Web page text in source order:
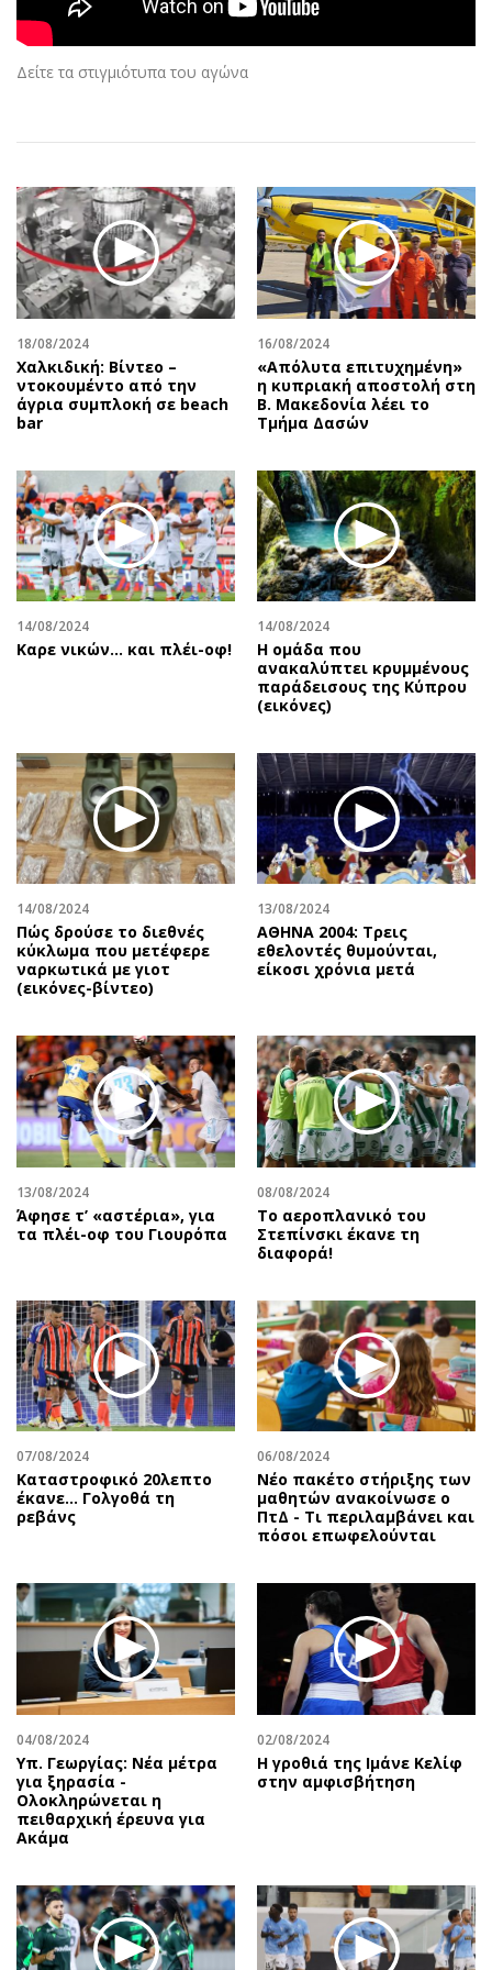
Αθλητισμός
Κύπρος
Ελλάδα
Κληρώσεις Allwyn
Οικονομία
Real Estate
Επιχειρήσεις
Αγορές
Money Review
AstroBank Properties
Trends
Ενέργεια
Ναυτιλία
Περιβάλλον
Ελλάδα
Κόσμος
Παράξενα
Πολιτισμός
Σινεμά
Εικαστικά
Βιβλίο
Χειρόγραφα
Geek
Νέα
Αυτοκίνηση
Πολιτική
Οικονομία
Γενικά
Αναδρομές
Πρόσωπα
Περιβάλλον
Good Life
Γυναίκα
Showbiz
Ταξίδια
Συνταγές
Έξοδος
Media
Εκπομπές
Wine routes
Podcasts
Προσφορές
Προσωπικότητες στην ''Κ''
Επιστολές
Δείτε τα στιγμιότυπα του αγώνα
18/08/2024
Χαλκιδική: Βίντεο –
ντοκουμέντο από την
άγρια συμπλοκή σε beach
bar
16/08/2024
«Απόλυτα επιτυχημένη»
η κυπριακή αποστολή στη
Β. Μακεδονία λέει το
Τμήμα Δασών
14/08/2024
Καρε νικών... και πλέι-οφ!
14/08/2024
Η ομάδα που
ανακαλύπτει κρυμμένους
παράδεισους της Κύπρου
(εικόνες)
14/08/2024
Πώς δρούσε το διεθνές
κύκλωμα που μετέφερε
ναρκωτικά με γιοτ
(εικόνες-βίντεο)
13/08/2024
ΑΘΗΝΑ 2004: Τρεις
εθελοντές θυμούνται,
είκοσι χρόνια μετά
13/08/2024
Άφησε τ’ «αστέρια», για
τα πλέι-οφ του Γιουρόπα
08/08/2024
Το αεροπλανικό του
Στεπίνσκι έκανε τη
διαφορά!
07/08/2024
Καταστροφικό 20λεπτο
έκανε… Γολγοθά τη
ρεβάνς
06/08/2024
Νέο πακέτο στήριξης των
μαθητών ανακοίνωσε ο
ΠτΔ - Τι περιλαμβάνει και
πόσοι επωφελούνται
04/08/2024
Υπ. Γεωργίας: Νέα μέτρα
για ξηρασία -
Ολοκληρώνεται η
πειθαρχική έρευνα για
Ακάμα
02/08/2024
Η γροθιά της Ιμάνε Κελίφ
στην αμφισβήτηση